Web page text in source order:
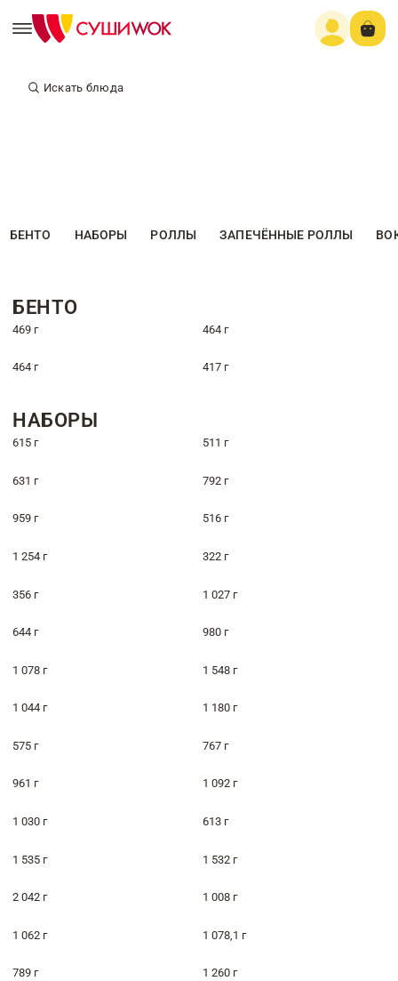
Искать блюда
БЕНТО НАБОРЫ РОЛЛЫ ЗАПЕЧЁННЫЕ РОЛЛЫ
БЕНТО
469 г 464 г
464 г 417 г
НАБОРЫ
615 г 511 г
631 г 792 г
959 г 516 г
1 254 г 322 г
356 г 1 027 г
644 г 980 г
1 078 г 1 548 г
1 044 г 1 180 г
575 г 767 г
961 г 1 092 г
1 030 г 613 г
1 535 г 1 532 г
2 042 г 1 008 г
1 062 г 1 078,1 г
789 г 1 260 г